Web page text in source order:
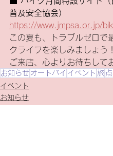
普及安全協会）
https://www.jmpsa.or.jp/
この夏も、トラブルゼロで
クライフを楽しみましょう
ご来店、心よりお待ちして
お知らせ オートバイ イベント 旅
イベント
お知らせ